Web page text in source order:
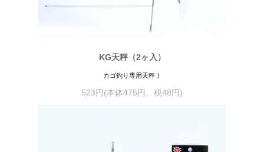
KG天秤（2ヶ入）
カゴ釣り専用天秤！
523円(本体475円、税48円)